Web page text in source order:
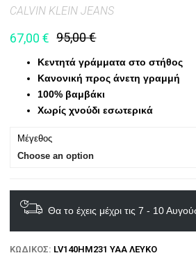
CALVIN KLEIN JEANS
67,00€ 95,00€
Κεντητά γράμματαστο στήθος
Κανονική προς άνετη γραμμή
100% βαμβάκι
Χωρίς χνούδι εσωτερικά
Μέγεθος
Choose an option
Θα το έχεις μέχρι τις 7 - 10
ΚΩΔΙΚΌΣ: LV140HM231 YAA ΛΕΥΚΟ